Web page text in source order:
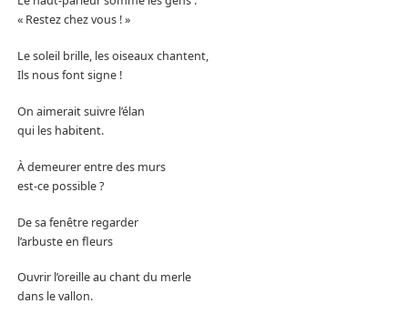
« Restez chez vous ! »
Le soleil brille, les oiseaux chantent,
Ils nous font signe !
On aimerait suivre l’élan
qui les habitent.
À demeurer entre des murs
est-ce possible ?
De sa fenêtre regarder
l’arbuste en fleurs
Ouvrir l’oreille au chant du merle
dans le vallon.